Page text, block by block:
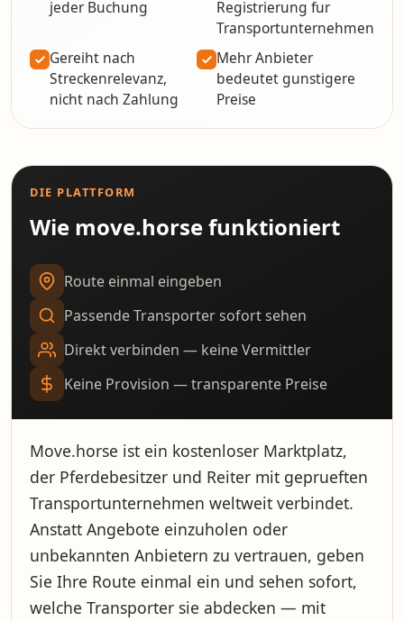
jeder Buchung
Registrierung fur
Transportunternehmen
Gereiht nach
Streckenrelevanz,
nicht nach Zahlung
Mehr Anbieter
bedeutet gunstigere
Preise
DIE PLATTFORM
Wie move.horse funktioniert
Route einmal eingeben
Passende Transporter sofort sehen
Direkt verbinden — keine Vermittler
Keine Provision — transparente Preise
Move.horse ist ein kostenloser Marktplatz,
der Pferdebesitzer und Reiter mit geprueften
Transportunternehmen weltweit verbindet.
Anstatt Angebote einzuholen oder
unbekannten Anbietern zu vertrauen, geben
Sie Ihre Route einmal ein und sehen sofort,
welche Transporter sie abdecken — mit